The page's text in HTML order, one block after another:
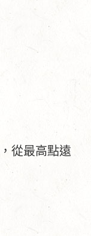
從最高點遠